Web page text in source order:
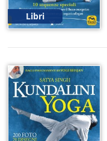
Libri